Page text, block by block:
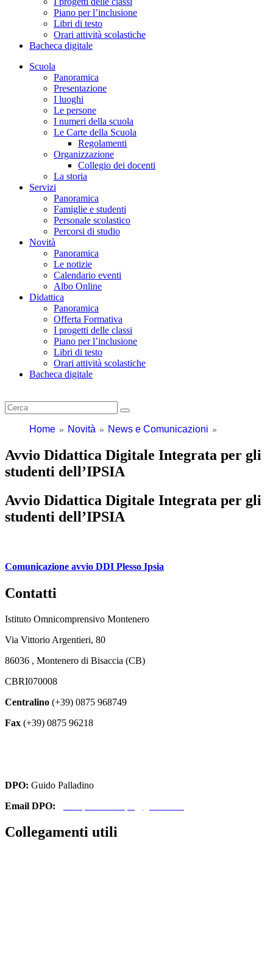
Piano per l’inclusione
Libri di testo
Orari attività scolastiche
Bacheca digitale
Scuola
Panoramica
Presentazione
I luoghi
Le persone
I numeri della scuola
Le Carte della Scuola
Regolamenti
Organizzazione
Collegio dei docenti
La storia
Servizi
Panoramica
Famiglie e studenti
Personale scolastico
Percorsi di studio
Novità
Panoramica
Le notizie
Calendario eventi
Albo Online
Didattica
Panoramica
Offerta Formativa
I progetti delle classi
Piano per l’inclusione
Libri di testo
Orari attività scolastiche
Bacheca digitale
Home Novità News e Comunicazioni
Avvio Didattica Digitale Integrata per gli
studenti dell’IPSIA
Avvio Didattica Digitale Integrata per gli
studenti dell’IPSIA
Comunicazione avvio DDI Plesso Ipsia
Contatti
Istituto Omnicomprensivo Montenero
Via Vittorio Argentieri, 80
86036 , Montenero di Bisaccia (CB)
CBRI070008
Centralino (+39) 0875 968749
Fax (+39) 0875 96218
DPO: Guido Palladino
Email DPO:
Collegamenti utili